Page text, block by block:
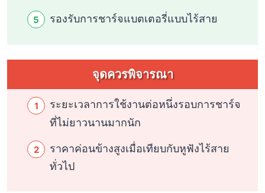
รองรับการชาร์จแบตเตอรี่แบบไร้สาย
จุดควรพิจารณา
ระยะเวลาการใช้งานต่อหนึ่งรอบการชาร์จ
ที่ไม่ยาวนานมากนัก
ราคาค่อนข้างสูงเมื่อเทียบกับหูฟังไร้สาย
ทั่วไป